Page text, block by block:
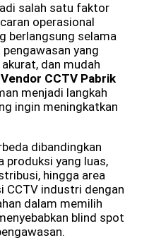
salah satu faktor
operasional
berlangsung selama
yang
dan mudah
Vendor CCTV Pabrik
menjadi langkah
ingin meningkatkan
dibandingkan
produksi yang luas,
hingga area
CCTV industri dengan
dalam memilih
blind spot